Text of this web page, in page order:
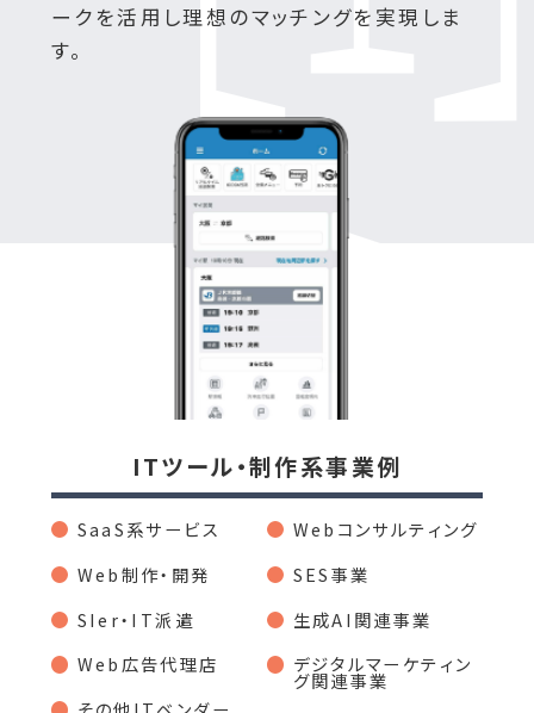
ークを活用し理想のマッチングを実現しま
す。
ITツール・制作系事業例
SaaS系サービス
Web制作・開発
SIer・IT派遣
Web広告代理店
Webコンサルティング
SES事業
生成AI関連事業
デジタルマーケティン
グ関連事業